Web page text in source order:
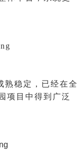
熟稳定，已经在全
项目中得到广泛